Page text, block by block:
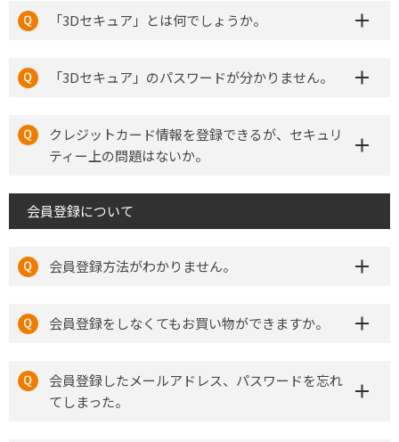
「3Dセキュア」とは何でしょうか。
「3Dセキュア」のパスワードが分かりません。
クレジットカード情報を登録できるが、セキュリ
ティー上の問題はないか。
会員登録について
会員登録方法がわかりません。
会員登録をしなくてもお買い物ができますか。
会員登録したメールアドレス、パスワードを忘れ
てしまった。